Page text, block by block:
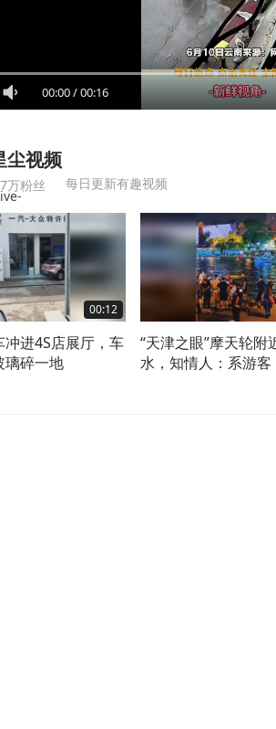
00:00/00:16
尘视频
万粉丝 每日更新有趣视频
00:12
冲进4S店展厅，车
璃碎一地
“天津之眼”摩天轮附
水，知情人：系游客